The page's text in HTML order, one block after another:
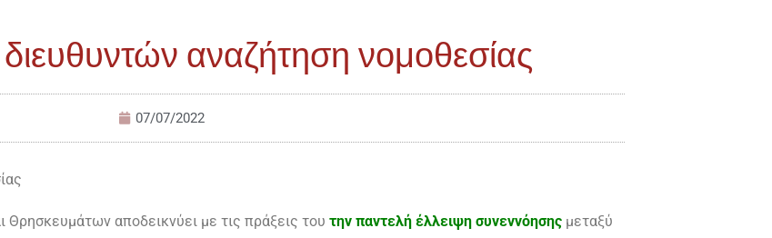
αναζήτηση νομοθεσίας
07/07/2022
Θρησκευμάτων αποδεικνύει με τις πράξεις του την παντελή έλλειψη συνεννόησης μεταξύ